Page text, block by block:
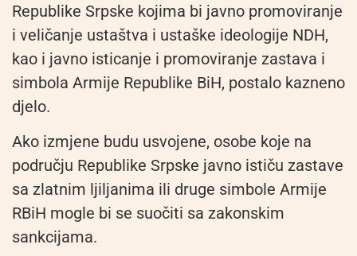
Republike Srpske kojima bi javno promoviranje
i veličanje ustaštva i ustaške ideologije NDH,
kao i javno isticanje i promoviranje zastava i
simbola Armije Republike BiH, postalo kazneno
djelo.
Ako izmjene budu usvojene, osobe koje na
području Republike Srpske javno ističu zastave
sa zlatnim ljiljanima ili druge simbole Armije
RBiH mogle bi se suočiti sa zakonskim
sankcijama.